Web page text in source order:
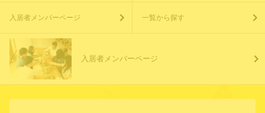
入居者メンバーページ 一覧から探す
入居者メンバーページ